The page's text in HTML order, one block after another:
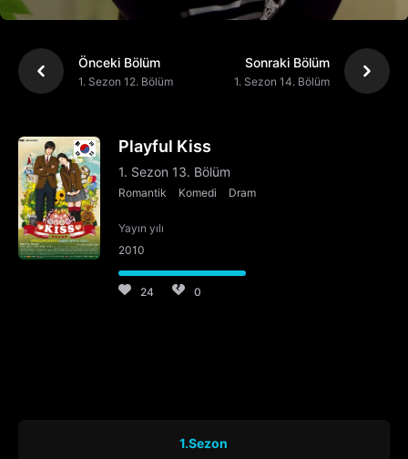
Önceki Bölüm
1. Sezon 12. Bölüm
Sonraki Bölüm
1. Sezon 14. Bölüm
Playful Kiss
1. Sezon 13. Bölüm
Romantik Komedi Dram
Yayın yılı
2010
24 0
1.Sezon